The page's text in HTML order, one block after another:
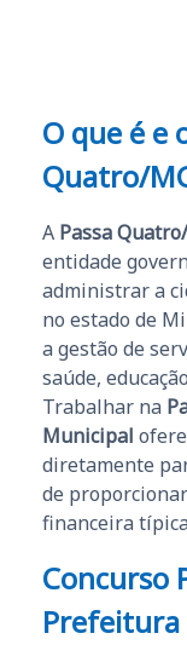
O que é e
Quatro/
A Passa
entidade
administrar a
no estado de
a gestão de
saúde,
Trabalhar na
Municipal
diretamente
de
financeira
Concurso